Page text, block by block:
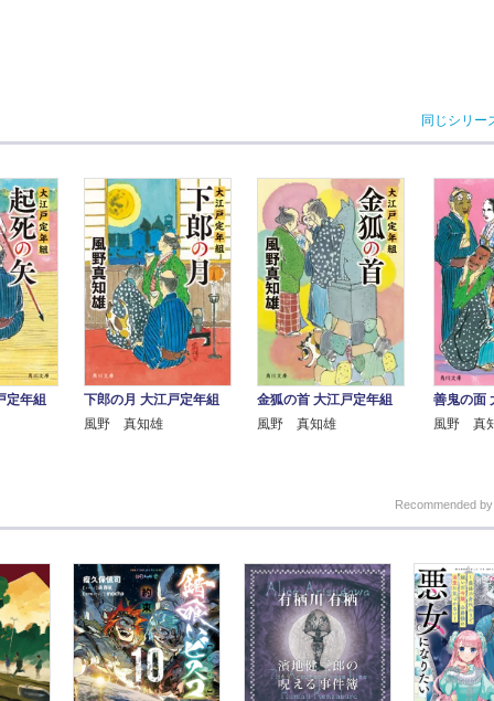
同じシリー
定年組
下郎の月 大江戸定年組
風野 真知雄
金狐の首 大江戸定年組
風野 真知雄
善鬼の面
風野 真
Recommended